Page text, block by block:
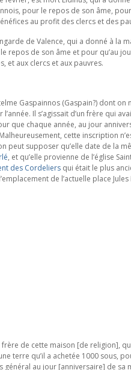
pour le repos de son âme, pour
au profit des clercs et des
de Valence, qui a donné à la
repos de son âme et pour qu’au
et aux clercs et aux pauvres.
Gaspainnos (Gaspain?) dont on
Il s’agissait d’un frère qui
que chaque année, au jour
cette inscription
peut supposer qu’elle date de la
, et qu’elle provienne de l’église
des Cordeliers qui était le plus
de l’actuelle place
de cette maison [de religion],
terre qu’il a achetée 1000 sous,
général au jour [anniversaire] de sa